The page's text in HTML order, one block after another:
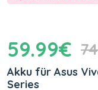
59.99€
Akku für Asus
Series